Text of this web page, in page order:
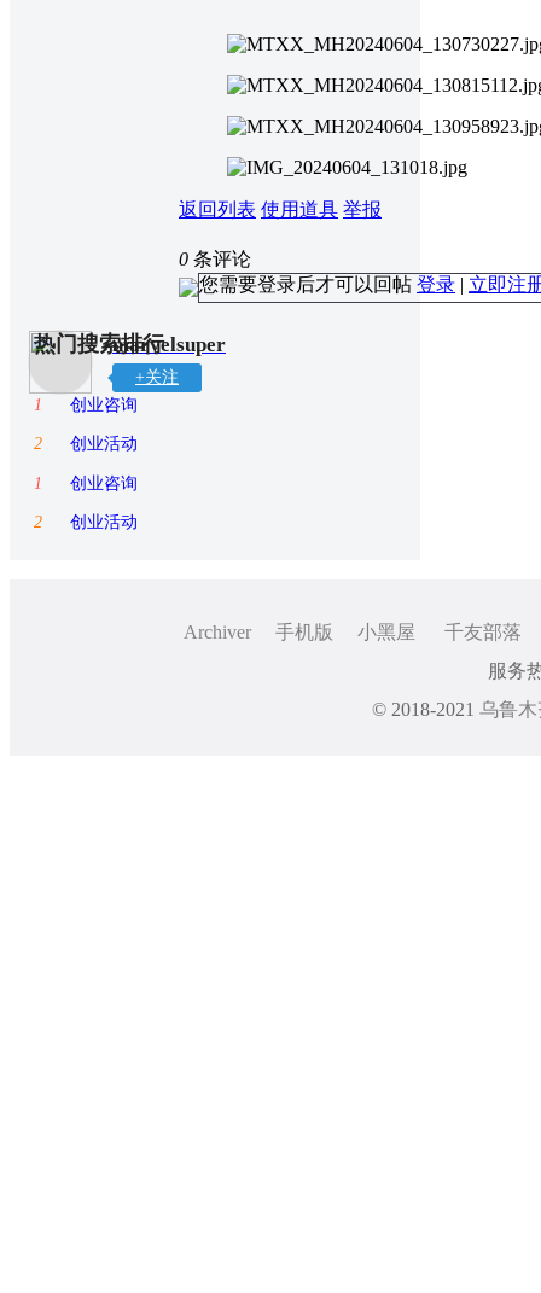
返回列表 使用道具 举报
0 条评论
您需要登录后才可以回帖 登录 | 立即注
marvelsuper
+关注
热门搜索排行
1 创业咨询
2 创业活动
1 创业咨询
2 创业活动
Archiver 手机版 小黑屋
千友部落
服务
© 2018-2021 乌鲁